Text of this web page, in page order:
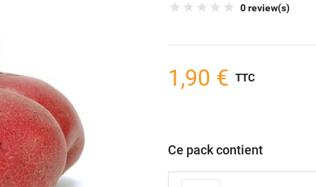
0 review(s)
1,90 € TTC
Ce pack contient